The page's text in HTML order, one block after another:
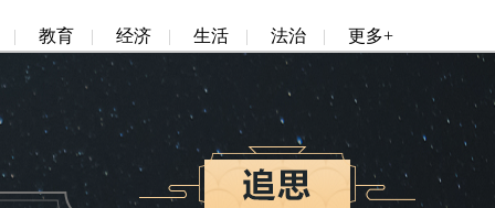
| 教育 | 经济 | 生活 | 法治 | 更多+